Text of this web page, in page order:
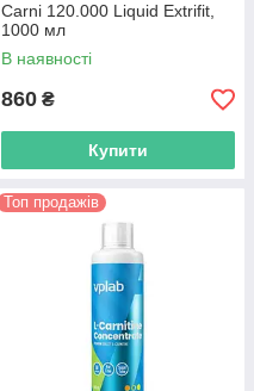
Carni 120.000 Liquid Extrifit,
1000 мл
В наявності
860 ₴
Купити
Топ продажів